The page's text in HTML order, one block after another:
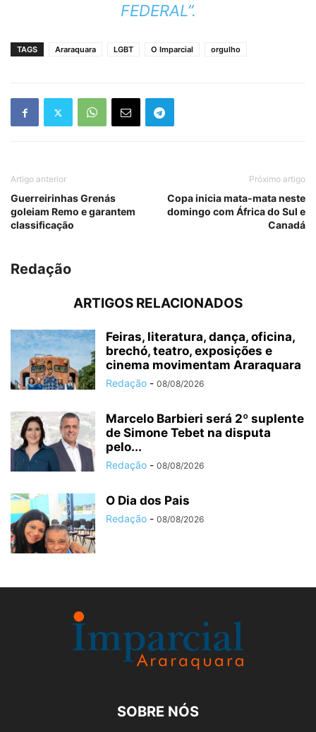
FEDERAL”.
TAGS Araraquara LGBT O Imparcial orgulho
Artigo anterior
Guerreirinhas Grenás
goleiam Remo e garantem
classificação
Próximo artigo
Copa inicia mata‑mata neste
domingo com África do Sul e
Canadá
Redação
ARTIGOS RELACIONADOS
Feiras, literatura, dança, oficina,
brechó, teatro, exposições e
cinema movimentam Araraquara
Redação - 08/08/2026
Marcelo Barbieri será 2º suplente
de Simone Tebet na disputa
pelo...
Redação - 08/08/2026
O Dia dos Pais
Redação - 08/08/2026
SOBRE NÓS